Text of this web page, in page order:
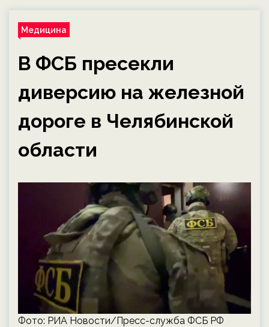
Медицина
В ФСБ пресекли
диверсию на железной
дороге в Челябинской
области
Фото: РИА Новости/Пресс-служба ФСБ РФ